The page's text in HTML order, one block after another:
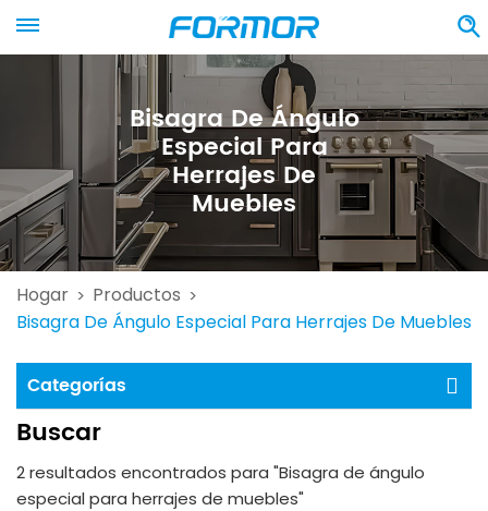
Bisagra De Ángulo
Especial Para
Herrajes De
Muebles
Hogar > Productos >
Bisagra De Ángulo Especial Para Herrajes De Muebles
Categorías
Buscar
2 resultados encontrados para "Bisagra de ángulo
especial para herrajes de muebles"